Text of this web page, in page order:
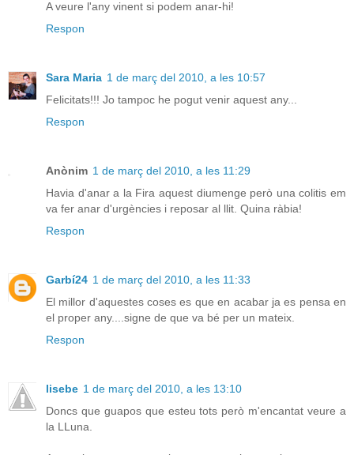
A veure l'any vinent si podem anar-hi!
Respon
Sara Maria 1 de març del 2010, a les 10:57
Felicitats!!! Jo tampoc he pogut venir aquest any...
Respon
Anònim 1 de març del 2010, a les 11:29
Havia d'anar a la Fira aquest diumenge però una colitis em
va fer anar d'urgències i reposar al llit. Quina ràbia!
Respon
Garbí24 1 de març del 2010, a les 11:33
El millor d'aquestes coses es que en acabar ja es pensa en
el proper any....signe de que va bé per un mateix.
Respon
lisebe 1 de març del 2010, a les 13:10
Doncs que guapos que esteu tots però m'encantat veure a
la LLuna.